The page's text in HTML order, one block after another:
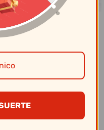
Oz Savannah